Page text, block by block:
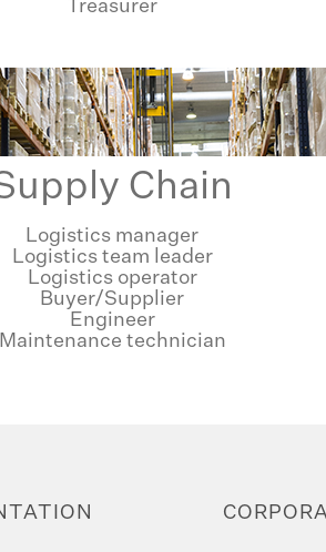
Treasurer
Chain
Logistics manager
Logistics team leader
Logistics operator
Buyer/Supplier
Engineer
Maintenance technician